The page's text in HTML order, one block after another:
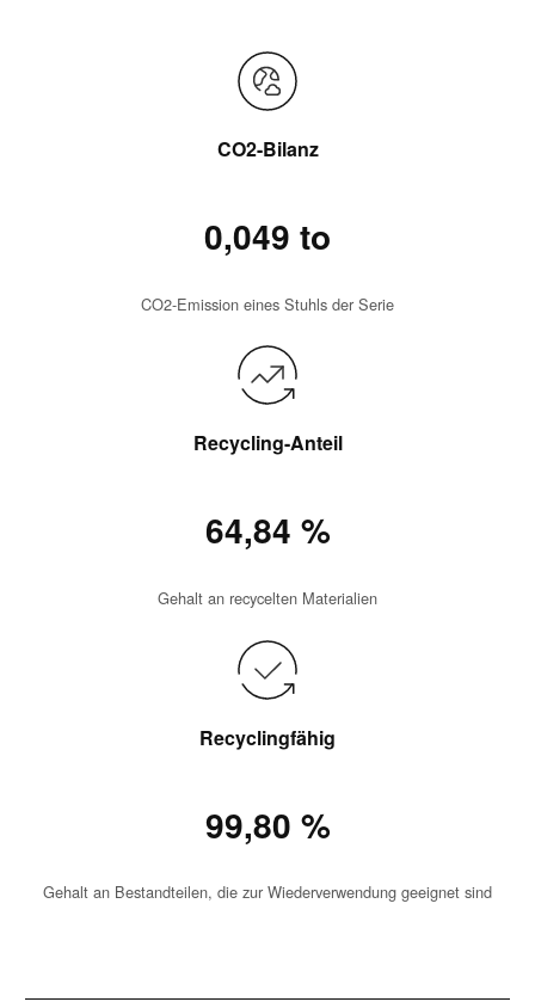
CO2-Bilanz
0,049 to
CO2-Emission eines Stuhls der Serie
Recycling-Anteil
64,84 %
Gehalt an recycelten Materialien
Recyclingfähig
99,80 %
Gehalt an Bestandteilen, die zur Wiederverwendung geeignet sind